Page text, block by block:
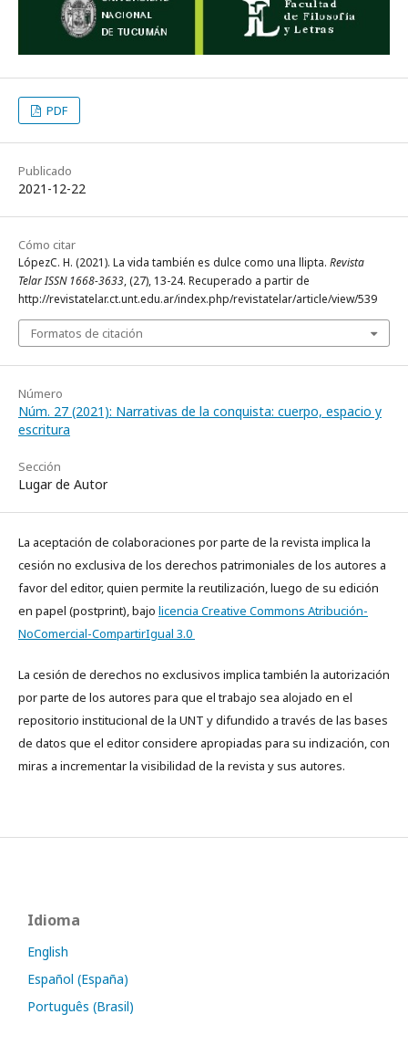
PDF
Publicado
2021-12-22
Cómo citar
LópezC. H. (2021). La vida también es dulce como una llipta. Revista
Telar ISSN 1668-3633, (27), 13-24. Recuperado a partir de
http://revistatelar.ct.unt.edu.ar/index.php/revistatelar/article/view/539
Formatos de citación
Número
Núm. 27 (2021): Narrativas de la conquista: cuerpo, espacio y
escritura
Sección
Lugar de Autor
La aceptación de colaboraciones por parte de la revista implica la
cesión no exclusiva de los derechos patrimoniales de los autores a
favor del editor, quien permite la reutilización, luego de su edición
en papel (postprint), bajo licencia Creative Commons Atribución-
NoComercial-CompartirIgual 3.0
La cesión de derechos no exclusivos implica también la autorización
por parte de los autores para que el trabajo sea alojado en el
repositorio institucional de la UNT y difundido a través de las bases
de datos que el editor considere apropiadas para su indización, con
miras a incrementar la visibilidad de la revista y sus autores.
Idioma
English
Español (España)
Português (Brasil)